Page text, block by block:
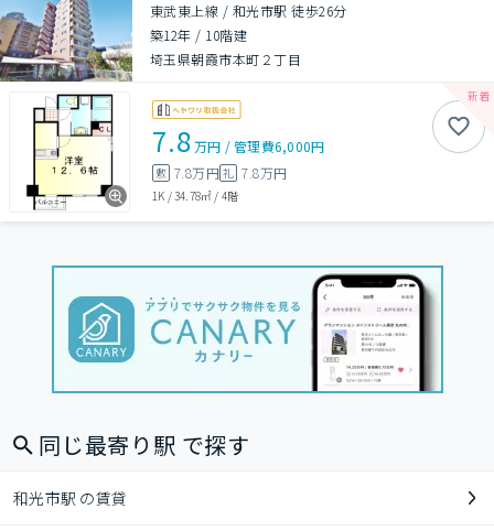
東武東上線 / 和光市駅 徒歩26分
築12年 / 10階建
埼玉県朝霞市本町２丁目
7.8万円 /管理費6,000円
敷 7.8万円礼 7.8万円
1K /34.78㎡ / 4階
同じ最寄り駅 で探す
和光市駅 の賃貸